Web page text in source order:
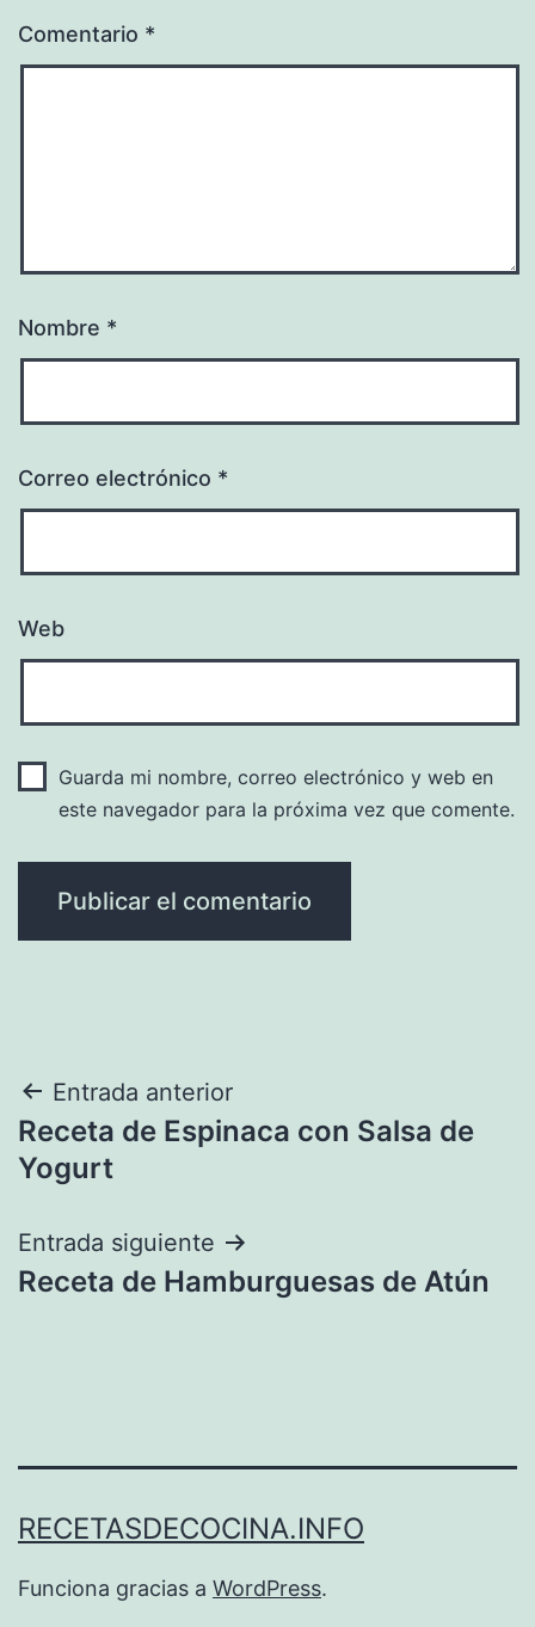
Comentario *
Nombre *
Correo electrónico *
Web
Guarda mi nombre, correo electrónico y web en
este navegador para la próxima vez que comente.
Navegación
de
Entrada anterior
Receta de Espinaca con Salsa de
Yogurt
Entrada siguiente
Receta de Hamburguesas de Atún
RECETASDECOCINA.INFO
Funciona gracias a WordPress.